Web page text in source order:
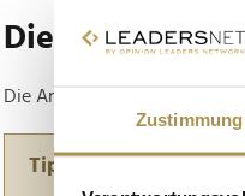
Zustimmung
Die ganze
Die Anfrage ergab 1 Treffer.
Tipp